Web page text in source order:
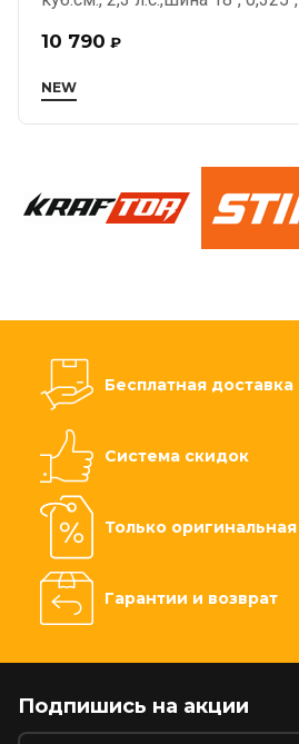
NEW
10 790 ₽
Бесплатная
Система скидок
Только
Гарантии и возврат
Подпишись на акции